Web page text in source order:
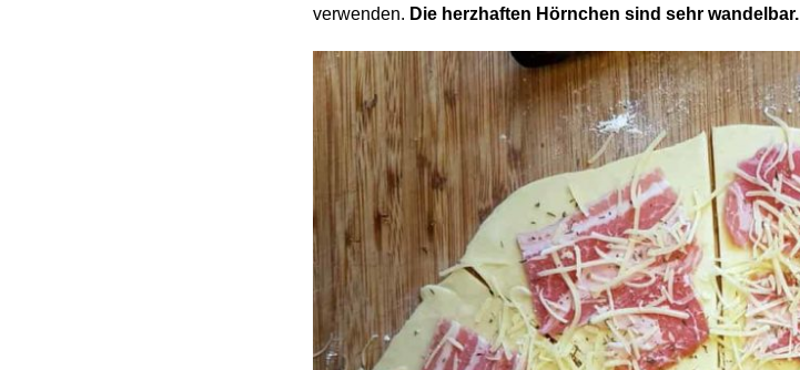
verwenden. Die herzhaften Hörnchen sind sehr wandelbar.